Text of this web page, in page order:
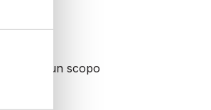
alcun scopo